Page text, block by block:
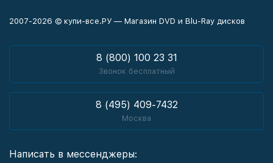
2007-2026 © купи-все.РУ — Магазин DVD и Blu-Ray дисков
8 (800) 100 23 31
Звонок бесплатный
8 (495) 409-7432
Москва
Написать в мессенджеры: